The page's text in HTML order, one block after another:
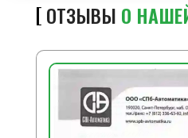
ОТЗЫВЫ О